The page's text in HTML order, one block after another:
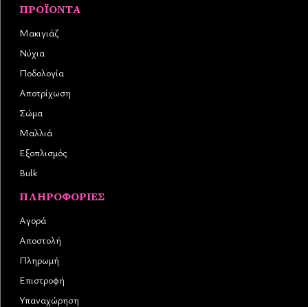
ΠΡΟΪΌΝΤΑ
Μακιγιάζ
Νύχια
Ποδολογία
Αποτρίχωση
Σώμα
Μαλλιά
Εξοπλισμός
Bulk
ΠΛΗΡΟΦΟΡΊΕΣ
Αγορά
Αποστολή
Πληρωμή
Επιστροφή
Υπαναχώρηση